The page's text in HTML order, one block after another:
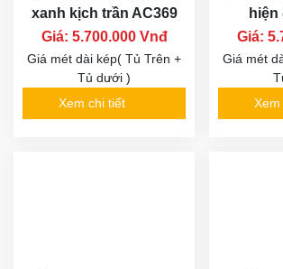
xanh kịch trần AC369
Giá: 5.700.000 Vnđ
Giá mét dài kép( Tủ Trên +
Tủ dưới )
Xem chi tiết
hiện
Giá:
Giá mét